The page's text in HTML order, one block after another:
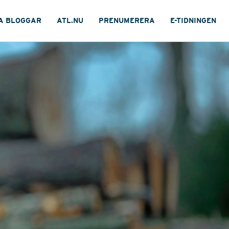
BLOGGAR ATL.NU PRENUMERERA E-TIDNINGEN